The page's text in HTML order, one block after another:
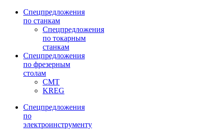
Спецпредложения
по станкам
Спецпредложения
по токарным
станкам
Спецпредложения
по фрезерным
столам
CMT
KREG
Спецпредложения
по
электроинструменту